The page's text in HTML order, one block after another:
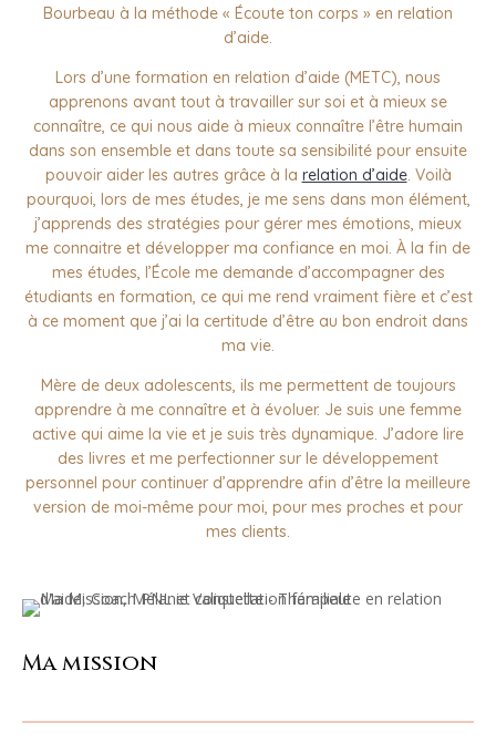
Bourbeau à la méthode « Écoute ton corps » en relation
d’aide.
Lors d’une formation en relation d’aide (METC), nous
apprenons avant tout à travailler sur soi et à mieux se
connaître, ce qui nous aide à mieux connaître l’être humain
dans son ensemble et dans toute sa sensibilité pour ensuite
pouvoir aider les autres grâce à la relation d’aide. Voilà
pourquoi, lors de mes études, je me sens dans mon élément,
j’apprends des stratégies pour gérer mes émotions, mieux
me connaitre et développer ma confiance en moi. À la fin de
mes études, l’École me demande d’accompagner des
étudiants en formation, ce qui me rend vraiment fière et c’est
à ce moment que j’ai la certitude d’être au bon endroit dans
ma vie.
Mère de deux adolescents, ils me permettent de toujours
apprendre à me connaître et à évoluer. Je suis une femme
active qui aime la vie et je suis très dynamique. J’adore lire
des livres et me perfectionner sur le développement
personnel pour continuer d’apprendre afin d’être la meilleure
version de moi-même pour moi, pour mes proches et pour
mes clients.
Ma mission